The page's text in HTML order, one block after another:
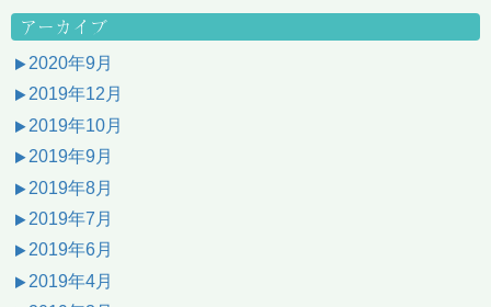
アーカイブ
2020年9月
2019年12月
2019年10月
2019年9月
2019年8月
2019年7月
2019年6月
2019年4月